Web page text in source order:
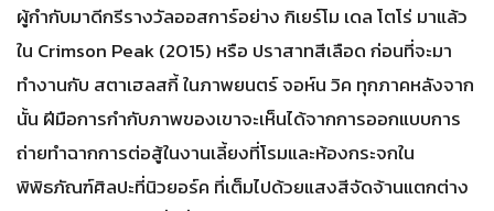
ผู้กำกับมาดีกรีรางวัลออสการ์อย่าง กิเยร์โม เดล โตโร่ มาแล้ว
ใน Crimson Peak (2015) หรือ ปราสาทสีเลือด ก่อนที่จะมา
ทำงานกับ สตาเฮลสกี้ ในภาพยนตร์ จอห์น วิค ทุกภาคหลังจาก
นั้น ฝีมือการกำกับภาพของเขาจะเห็นได้จากการออกแบบการ
ถ่ายทำฉากการต่อสู้ในงานเลี้ยงที่โรมและห้องกระจกใน
พิพิธภัณฑ์ศิลปะที่นิวยอร์ค ที่เต็มไปด้วยแสงสีจัดจ้านแตกต่าง